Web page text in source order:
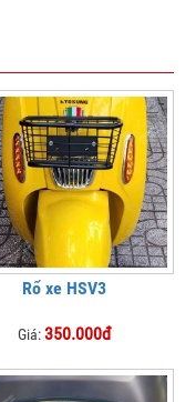
Rổ xe HSV3
Giá:350.000đ